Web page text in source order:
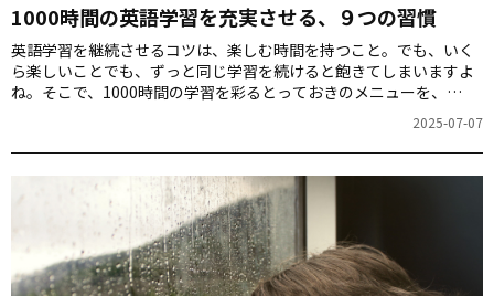
1000時間の英語学習を充実させる、９つの習慣
英語学習を継続させるコツは、楽しむ時間を持つこと。でも、いく
ら楽しいことでも、ずっと同じ学習を続けると飽きてしまいますよ
ね。そこで、1000時間の学習を彩るとっておきのメニューを、
2025-07-07